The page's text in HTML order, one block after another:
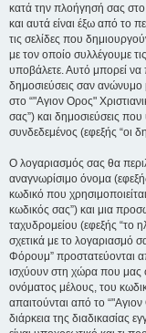
κατά την πλοήγησή σας
και αυτά είναι έξω από το
τις σελίδες που
με τον οποίο συλλέγουμε
υποβάλετε. Αυτό μπορεί να
δημοσιεύσεις σαν ανώνυμο
στο “"Αγιον Ορος"
σας”) και δημοσιεύσεις
συνδεδεμένος (εφεξής “οι
Ο λογαριασμός σας θα
αναγνωρίσιμο όνομα
κωδικό που
κωδικός σας”) και μια
ταχυδρομείου (εφεξής “το
σχετικά με το λογαριασμό
Φόρουμ” προστατεύονται
ισχύουν στη χώρα που μας
ονόματος μέλους, του
απαιτούνται από το
διάρκεια της διαδικασίας